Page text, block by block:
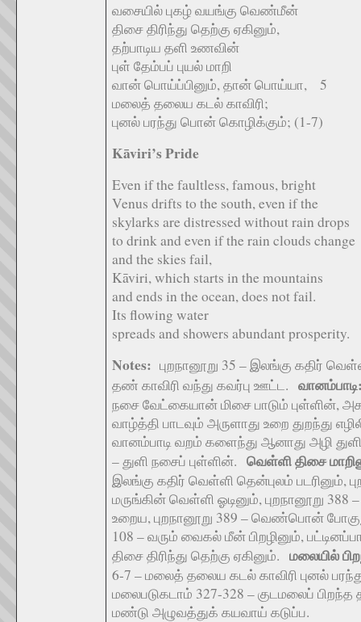
வசையில் புகழ் வயங்கு வெண்மீன்
திசை திரிந்து தெற்கு ஏகினும்,
தற்பாடிய தளி உணவின்
புள் தேம்பப் புயல் மாறி
வான் பொய்ப்பினும், தான் பொய்யா, 5
மலைத் தலைய கடல் காவிரி;
புனல் பரந்து பொன் கொழிக்கும்; (1-7)
Kāviri’s Pride
Even if the faultless, famous, bright
Venus drifts to the south, even if the
skylarks are distressed without rain drops
to drink and even if the rain clouds change
and the skies fail,
Kāviri, which starts in the mountains
and ends in the ocean, does not fail.
Its flowing water
spreads and showers abundant prosperity.
Notes: புறநானூறு 35 – இலங்கு கதிர்
தண் காவிரி வந்து கவர்பு ஊட்ட. வானம்பாடி
நசை வேட்கையான் மிசை பாடும் புள்ளின்,
வாழ்த்தி பாடவும் அருளாது உறை துறந்து
வானம்பாடி வறம் களைந்து ஆனாது அழி
– துளி நசைப் புள்ளின். வெள்ளி திசை
இலங்கு கதிர் வெள்ளி தென்புலம் படரினும்,
மருங்கின் வெள்ளி ஓடினும், புறநானூறு
உறைய, புறநானூறு 389 – வெண்பொன்
108 – வரும் வைகல் மீன் பிறழினும்,
திசை திரிந்து தெற்கு ஏகினும். மலையில்
6-7 – மலைத் தலைய கடல் காவிரி புனல்
மலைபடுகடாம் 327-328 – குடமலைப்
மண்டு அழுவத்துக் கயவாய் கடுப்ப.